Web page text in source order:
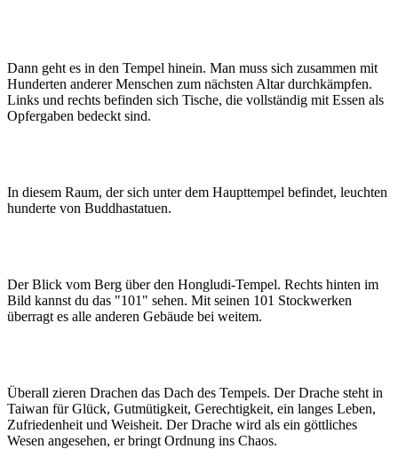
Dann geht es in den Tempel hinein. Man muss sich zusammen mit
Hunderten anderer Menschen zum nächsten Altar durchkämpfen.
Links und rechts befinden sich Tische, die vollständig mit Essen als
Opfergaben bedeckt sind.
In diesem Raum, der sich unter dem Haupttempel befindet, leuchten
hunderte von Buddhastatuen.
Der Blick vom Berg über den Hongludi-Tempel. Rechts hinten im
Bild kannst du das "101" sehen. Mit seinen 101 Stockwerken
überragt es alle anderen Gebäude bei weitem.
Überall zieren Drachen das Dach des Tempels. Der Drache steht in
Taiwan für Glück, Gutmütigkeit, Gerechtigkeit, ein langes Leben,
Zufriedenheit und Weisheit. Der Drache wird als ein göttliches
Wesen angesehen, er bringt Ordnung ins Chaos.